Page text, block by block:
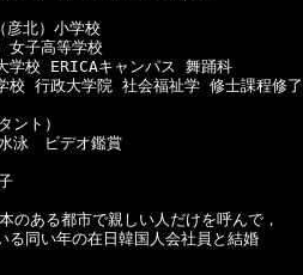
北）小学校
高等学校
ERICAキャンパス 舞踊科
大学院 社会福祉学 修士課程修了
ント）
泳　ビデオ鑑賞
ある都市で親しい人だけを呼んで，
の在日韓国人会社員と結婚